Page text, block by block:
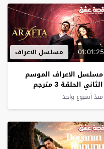
01:01:25 مسلسل الاعراف
مسلسل الاعراف الموسم
الثاني الحلقة 3 مترجم
منذ أسبوع واحد